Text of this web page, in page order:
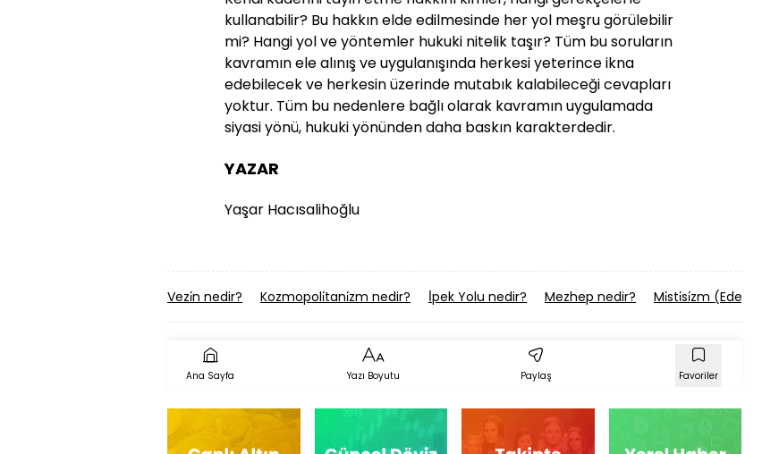
kullanabilir? Bu hakkın elde edilmesinde her yol meşru görülebilir
mi? Hangi yol ve yöntemler hukuki nitelik taşır? Tüm bu soruların
kavramın ele alınış ve uygulanışında herkesi yeterince ikna
edebilecek ve herkesin üzerinde mutabık kalabileceği cevapları
yoktur. Tüm bu nedenlere bağlı olarak kavramın uygulamada
siyasi yönü, hukuki yönünden daha baskın karakterdedir.
YAZAR
Yaşar Hacısalihoğlu
Vezi̇n nedir? Kozmopoli̇tani̇zm nedir? İ̇pek Yolu nedir? Mezhep nedir? Mi̇sti̇si̇zm
Ana Sayfa Yazı Boyutu Paylaş Favoriler